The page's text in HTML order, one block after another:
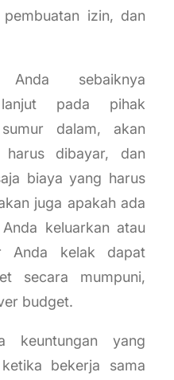
izin, dan
sebaiknya
pada pihak
dalam, akan
dibayar, dan
biaya yang harus
juga apakah ada
keluarkan atau
Anda kelak dapat
secara mumpuni,
budget.
keuntungan yang
bekerja sama